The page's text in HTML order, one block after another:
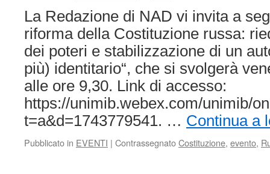
La Redazione di NAD vi invita a
riforma della Costituzione russa:
dei poteri e stabilizzazione di un
più) identitario“, che si svolgerà
alle ore 9,30. Link di accesso:
https://unimib.webex.com/unimib/
t=a&d=1743779541. … Continua a
Pubblicato in EVENTI | ContrassegnatoCostituzione, evento,